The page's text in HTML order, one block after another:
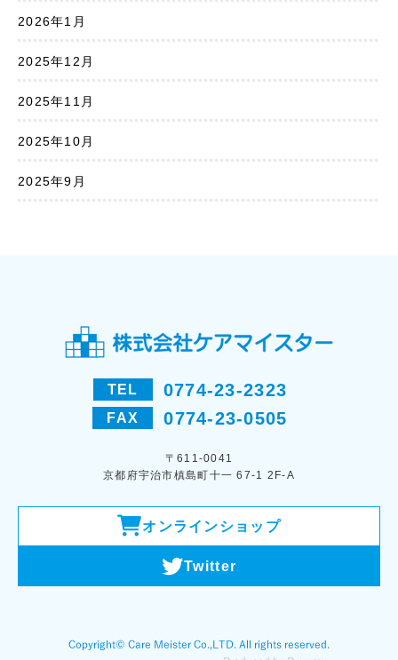
2026年1月
2025年12月
2025年11月
2025年10月
2025年9月
TEL 0774-23-2323
FAX 0774-23-0505
〒611-0041
京都府宇治市槙島町十一 67-1 2F-A
オンラインショップ
Twitter